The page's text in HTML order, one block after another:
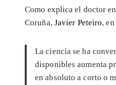
Como explica el doctor
Coruña, Javier Peteiro,
La ciencia se ha
disponibles aumenta
en absoluto a corto o